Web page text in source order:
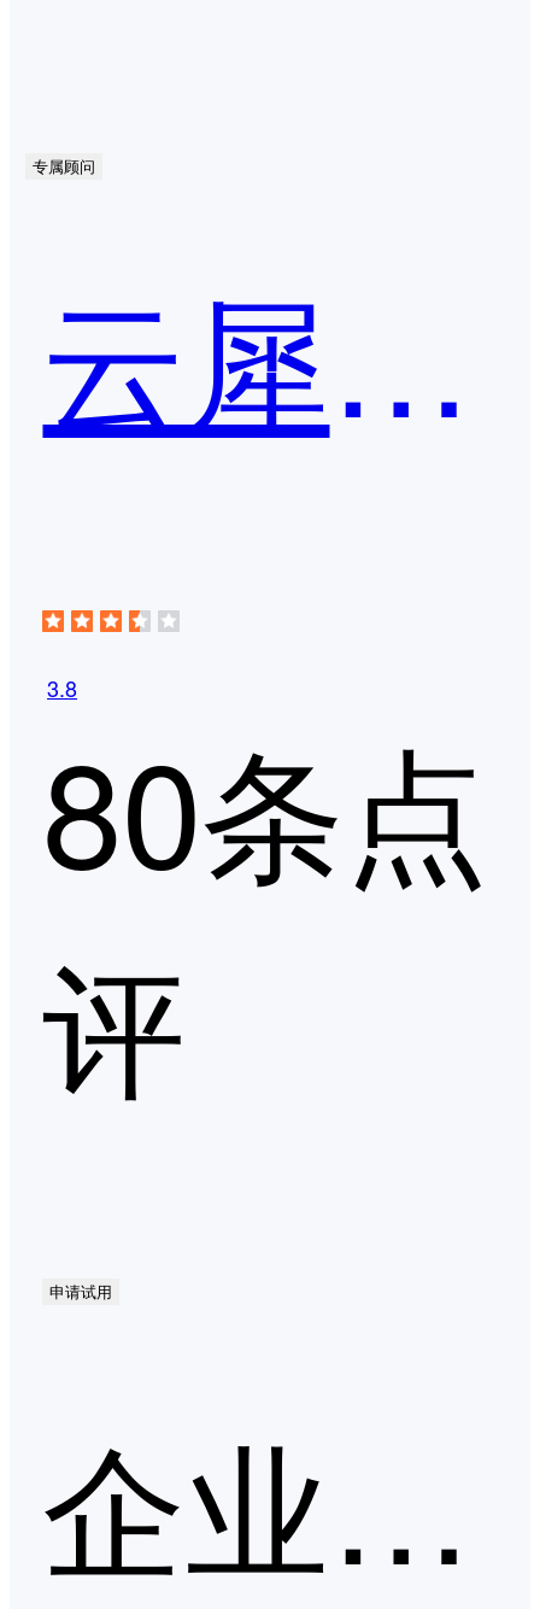
专属顾问
云犀私域直播SaaS系统
3.8
80条点
评
申请试用
企业直播第二季度口碑产品